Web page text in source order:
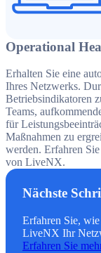
Operational
Erhalten Sie eine
Ihres Netzwerks.
Betriebsindikatoren
Teams,
für
Maßnahmen zu
werden. Erfahren
von LiveNX.
Nächste
Erfahren Sie,
LiveNX Ihr
Erfahren Sie